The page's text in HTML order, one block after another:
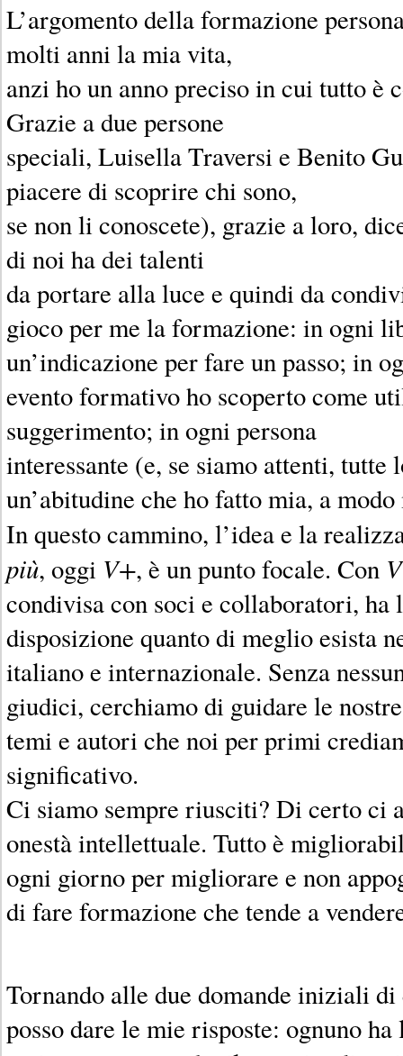
L’argomento della formazione
molti anni la mia vita,
anzi ho un anno preciso in cui tutto è
Grazie a due persone
speciali, Luisella Traversi e Benito
piacere di scoprire chi sono,
se non li conoscete), grazie a loro,
di noi ha dei talenti
da portare alla luce e quindi da
gioco per me la formazione: in ogni
un’indicazione per fare un passo; in
evento formativo ho scoperto come
suggerimento; in ogni persona
interessante (e, se siamo attenti, tutte
un’abitudine che ho fatto mia, a
In questo cammino, l’idea e la
più, oggi V+, è un punto focale. Con
condivisa con soci e collaboratori, ha
disposizione quanto di meglio esista
italiano e internazionale. Senza
giudici, cerchiamo di guidare le
temi e autori che noi per primi
significativo.
Ci siamo sempre riusciti? Di certo ci
onestà intellettuale. Tutto è
ogni giorno per migliorare e non
di fare formazione che tende a
Tornando alle due domande iniziali
posso dare le mie risposte: ognuno ha